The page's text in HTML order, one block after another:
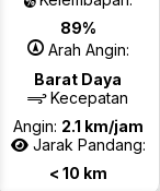
89%
Arah Angin:
Barat Daya
Kecepatan
Angin: 2.1 km/jam
Jarak Pandang:
< 10 km